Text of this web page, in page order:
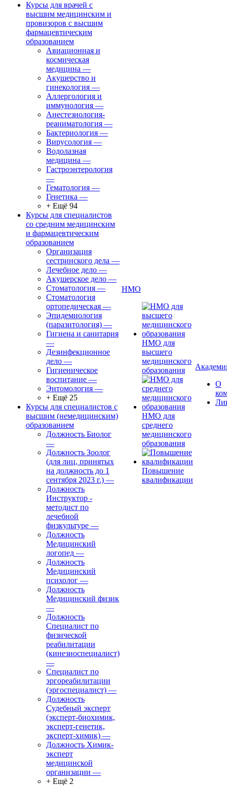
Курсы для врачей с
высшим медицинским и
провизоров с высшим
фармацевтическим
образованием
Авиационная и
космическая
медицина —
Акушерство и
гинекология —
Аллергология и
иммунология —
Анестезиология-
реаниматология —
Бактериология —
Вирусология —
Водолазная
медицина —
Гастроэнтерология
—
Гематология —
Генетика —
+ Ещё 94
Курсы для специалистов
со средним медицинским
и фармацевтическим
образованием
Организация
сестринского дела —
Лечебное дело —
Акушерское дело —
Стоматология —
Стоматология
ортопедическая —
Эпидемиология
(паразитология) —
Гигиена и санитария
—
Дезинфекционное
дело —
Гигиеническое
воспитание —
Энтомология —
+ Ещё 25
Курсы для специалистов с
высшим (немедицинским)
образованием
Должность Биолог
—
Должность Зоолог
(для лиц, принятых
на должность до 1
сентября 2023 г.) —
Должность
Инструктор -
методист по
лечебной
физкультуре —
Должность
Медицинский
логопед —
Должность
Медицинский
психолог —
Должность
Медицинский физик
—
Должность
Специалист по
физической
реабилитации
(кинезиоспециалист)
—
Специалист по
эргореабилитации
(эргоспециалист) —
Должность
Судебный эксперт
(эксперт-биохимик,
эксперт-генетик,
эксперт-химик) —
Должность Химик-
эксперт
медицинской
организации —
+ Ещё 2
НМО
НМО для
высшего
медицинского
образования
НМО для
среднего
медицинского
образования
Повышение
квалификации
О